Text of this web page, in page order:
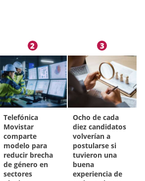
2
Telefónica
Movistar
comparte
modelo para
reducir brecha
de género en
sectores
3
Ocho de cada
diez candidatos
volverían a
postularse si
tuvieron una
buena
experiencia de